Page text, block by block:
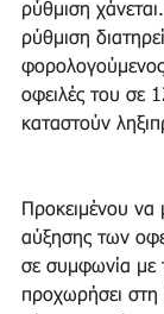
ρύθμιση
ρύθμιση
φορολογούμενος
οφειλές του σε
καταστούν
Προκειμένου
αύξησης των
σε συμφωνία με
προχωρήσει